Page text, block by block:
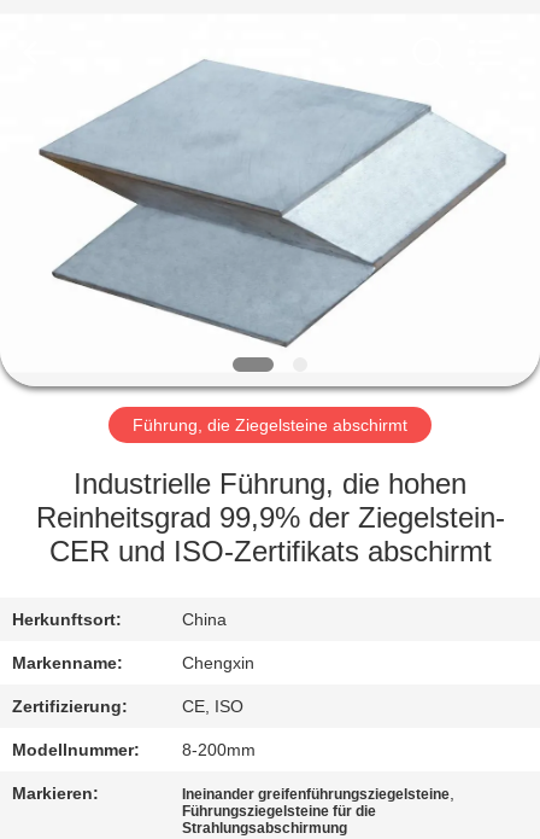
HAUS
PRODUKTE
ÜBER
FABRIK-
AUSFLUG
QUALITÄTSKONTROLLE
SIE
MIT
UNS
IN
VERBINDUNG
Führung, die Ziegelsteine abschirmt
Industrielle Führung, die hohen
Reinheitsgrad 99,9% der Ziegelstein-
CER und ISO-Zertifikats abschirmt
Herkunftsort: China
Markenname: Chengxin
Zertifizierung: CE, ISO
Modellnummer: 8-200mm
Markieren: Ineinander greifenführungsziegelsteine,
Führungsziegelsteine für die
Strahlungsabschirmung